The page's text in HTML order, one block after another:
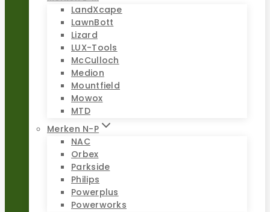
LandXcape
LawnBott
Lizard
LUX-Tools
McCulloch
Medion
Mountfield
Mowox
MTD
Merken N-P
NAC
Orbex
Parkside
Philips
Powerplus
Powerworks